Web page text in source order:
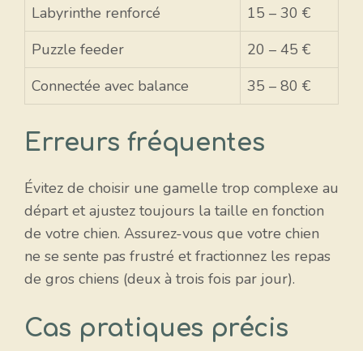
Labyrinthe renforcé
15 – 30 €
Puzzle feeder
20 – 45 €
Connectée avec balance
35 – 80 €
Erreurs fréquentes
Évitez de choisir une gamelle trop complexe au
départ et ajustez toujours la taille en fonction
de votre chien. Assurez-vous que votre chien
ne se sente pas frustré et fractionnez les repas
de gros chiens (deux à trois fois par jour).
Cas pratiques précis